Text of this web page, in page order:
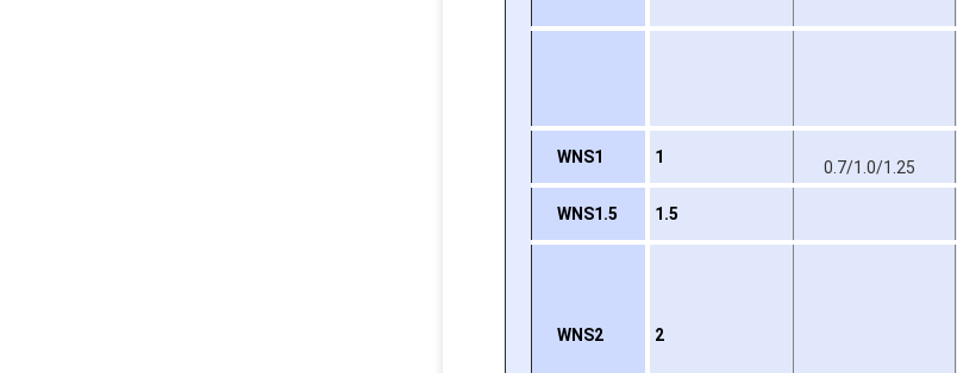
WNS1 1
0.7/1.0/1.25
WNS1.5 1.5
WNS2 2